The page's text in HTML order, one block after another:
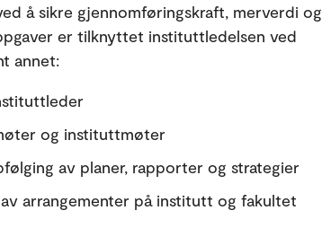
å sikre gjennomføringskraft, merverdi og
er tilknyttet instituttledelsen ved
annet:
og instituttmøter
av planer, rapporter og strategier
arrangementer på institutt og fakultet